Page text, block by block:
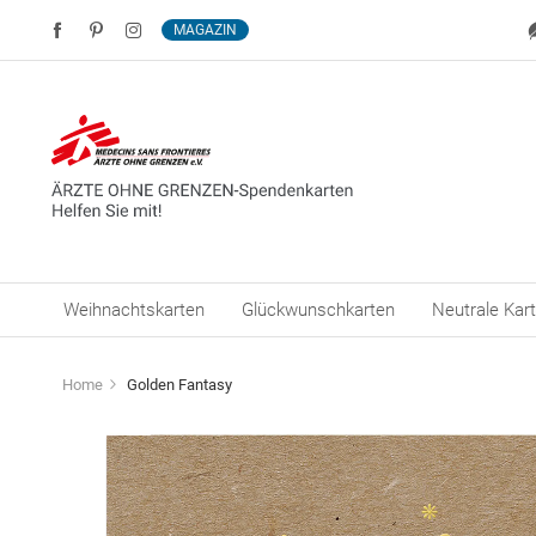
MAGAZIN
Weihnachtskarten Glückwunschkarten Neutrale
Home Golden Fantasy
Bildergalerie